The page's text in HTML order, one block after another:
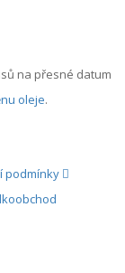
na přesné datum
oleje.
podmínky